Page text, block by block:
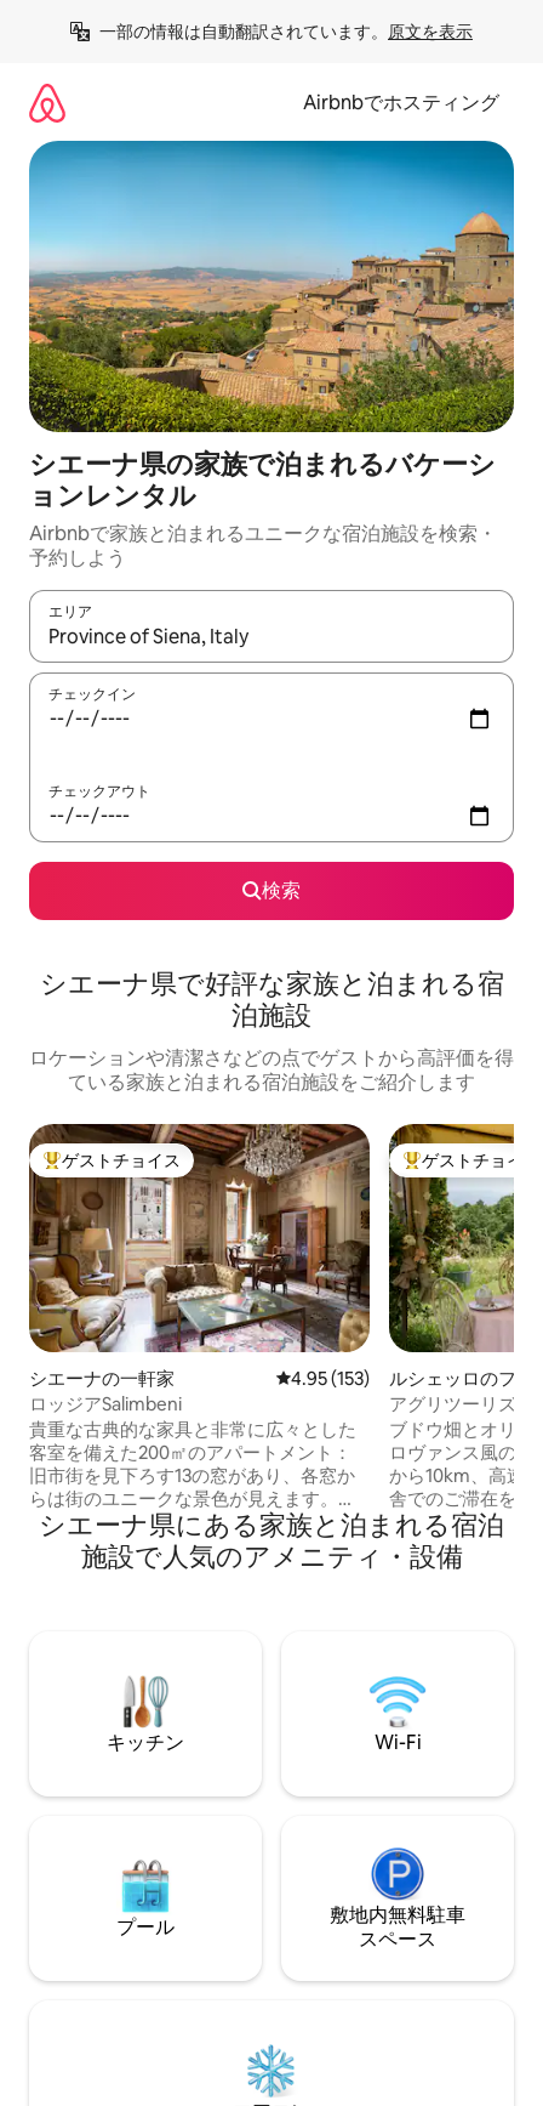
一部の情報は自動翻訳されています。 原文を表示
Airbnbでホスティング
シエーナ県の家族で泊まれるバケーシ
ョンレンタル
Airbnbで家族と泊まれるユニークな宿泊施設を検索・
予約しよう
エリア
検索結果が表示されたら、上下の矢印キーを使って移動するか
チェックイン
チェックアウト
検索
シエーナ県で好評な家族と泊まれる宿
泊施設
ロケーションや清潔さなどの点でゲストから高評価を得
ている家族と泊まれる宿泊施設をご紹介します
大好評のゲストチョイスです。
ゲストチョイス
シエーナの一軒家 レビュー153件、5つ星中4.95つ
4.95 (153)
ロッジアSalimbeni
貴重な古典的な家具と非常に広々とした
客室を備えた200㎡のアパートメント：
旧市街を見下ろす13の窓があり、各窓か
らは街のユニークな景色が見えます。
Banchi di Sopra、Piazza Salimbeni、
Monte dei Paschiの本拠地、Tantucci、
Salimbeni、Spannocchiで構成された大規
き）、シャワー付きのバスルーム1つ。 ア
パートを横切る長い廊下、広々とした入
り口、中庭の専用テラス。 ソファベッド
大聖堂とサンドメニコ大聖堂のパノラマ
ンドリーエリアを備えた設備の整ったキ
め、シエナとその建築的不思議のユニー
クで特権的な景色を提供しています。 私
す。シエナの歴史的中心地のメインコー
高のお店が中心にあります。典型的なト
スカーナ製品を備えたワイナリー、バ
大好評のゲスト
ゲストチョイス
ルシェッロのファ
イ
アグリツーリズム
パリータ
ブドウ畑とオリー
ロヴァンス風の
から10km、高速
舎でのご滞在をお
オリーブの木の
間、カササギと
ルームのサウン
15ユーロ（5〜15
は無料）です。
利用いただけます
シエーナ県にある家族と泊まれる宿泊
施設で人気のアメニティ・設備
キッチン Wi-Fi
プール
敷地内無料駐⁠車
ス⁠ペ⁠ー⁠ス